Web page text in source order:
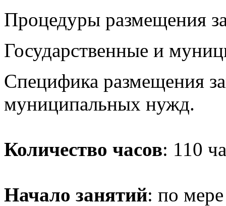
Процедуры размещения
Государственные и
Специфика размещения
муниципальных нужд.
Количество часов: 110
Начало занятий: по